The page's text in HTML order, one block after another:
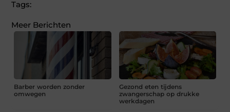
Tags:
Meer Berichten
Barber worden zonder
omwegen
Gezond eten tijdens
zwangerschap op drukke
werkdagen